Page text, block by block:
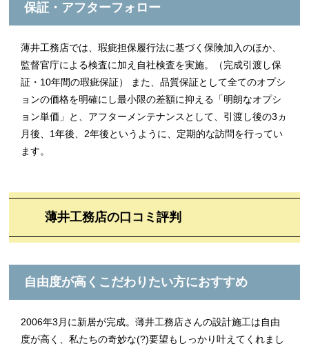
保証・アフターフォロー
薄井工務店では、瑕疵担保履行法に基づく保険加入のほか、
監督官庁による検査に加え自社検査を実施。（完成引渡し保
証・10年間の瑕疵保証） また、品質保証として全てのオプシ
ョンの価格を明確にし最小限の差額に抑える「明朗なオプシ
ョン単価」と、アフターメンテナンスとして、引渡し後の3ヵ
月後、1年後、2年後というように、定期的な訪問を行ってい
ます。
薄井工務店の口コミ評判
自由度が高くこだわりたい方におすすめ
2006年3月に新居が完成。薄井工務店さんの設計施工は自由
度が高く、私たちの奇妙な(?)要望もしっかり叶えてくれまし